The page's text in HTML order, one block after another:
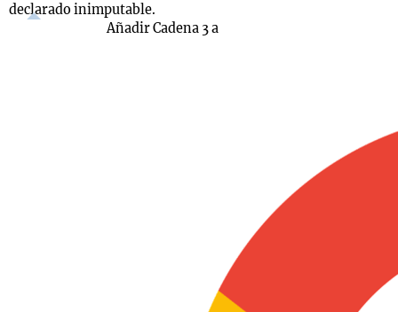
declarado inimputable.
Añadir Cadena 3 a
Notas